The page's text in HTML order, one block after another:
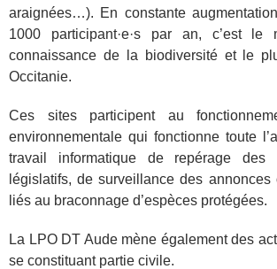
araignées…). En constante
1000 participant·e·s par an, c’est le
connaissance de la biodiversité et le
Occitanie.
Ces sites participent au
environnementale qui fonctionne toute
travail informatique de repérage des
législatifs, de surveillance des annonces
liés au braconnage d’espèces protégées.
La LPO DT Aude mène également des
se constituant partie civile.